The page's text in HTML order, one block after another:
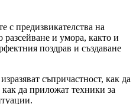
с предизвикателства на
и умора, както и
поздрав и създаване
съпричастност, как да
да приложат техники за